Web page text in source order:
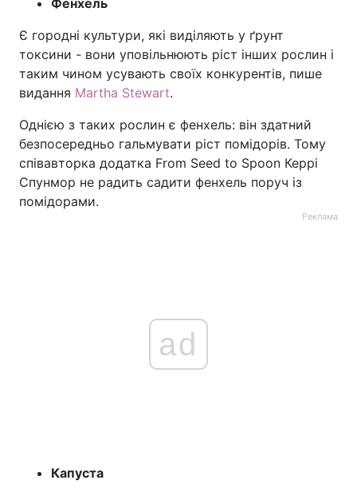
Фенхель
Є городні культури, які виділяють у ґрунт
токсини - вони уповільнюють ріст інших рослин і
таким чином усувають своїх конкурентів, пише
видання Martha Stewart.
Однією з таких рослин є фенхель: він здатний
безпосередньо гальмувати ріст помідорів. Тому
співавторка додатка From Seed to Spoon Керрі
Спунмор не радить садити фенхель поруч із
помідорами.
Реклама
ad
Капуста